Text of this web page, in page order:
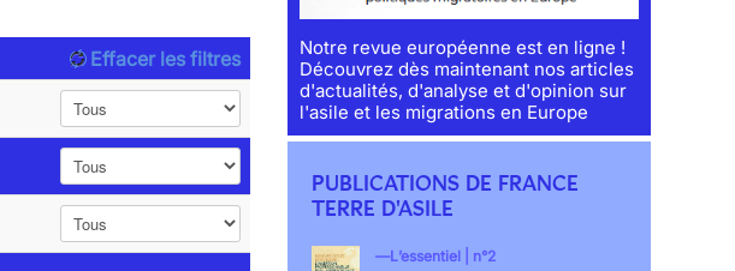
Effacer les filtres
Notre revue européenne est en ligne !
Découvrez dès maintenant nos articles
d'actualités, d'analyse et d'opinion sur
l'asile et les migrations en Europe
PUBLICATIONS DE FRANCE
TERRE D'ASILE
L’essentiel | n°2